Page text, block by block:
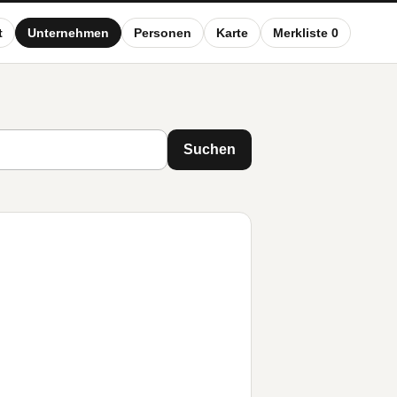
Unternehmen Personen Karte Merkliste 0
Suchen